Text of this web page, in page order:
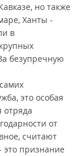
но также
Ханты -
в
безупречную
это особая
отряда
от
считают
это признание